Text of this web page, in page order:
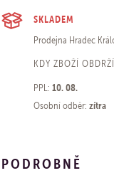
SKLADEM
Prodejna Hradec
KDY ZBOŽÍ
PPL:10. 08.
Osobní odběr:zítra
PODROBNĚ